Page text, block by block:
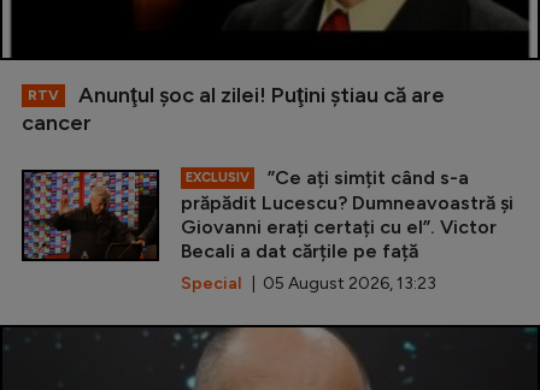
RTV
Anunţul şoc al zilei! Puţini ştiau că are
cancer
EXCLUSIV
”Ce ați simțit când s-a
prăpădit Lucescu? Dumneavoastră și
Giovanni erați certați cu el”. Victor
Becali a dat cărțile pe față
Special | 05 August 2026, 13:23